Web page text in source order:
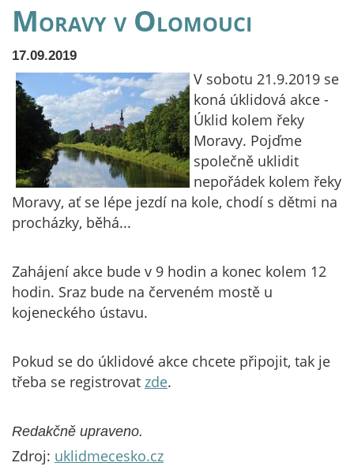
Moravy v Olomouci
17.09.2019
V sobotu 21.9.2019 se
koná úklidová akce -
Úklid kolem řeky
Moravy. Pojďme
společně uklidit
nepořádek kolem řeky
Moravy, ať se lépe jezdí na kole, chodí s dětmi na
procházky, běhá...
Zahájení akce bude v 9 hodin a konec kolem 12
hodin. Sraz bude na červeném mostě u
kojeneckého ústavu.
Pokud se do úklidové akce chcete připojit, tak je
třeba se registrovat zde.
Redakčně upraveno.
Zdroj: uklidmecesko.cz